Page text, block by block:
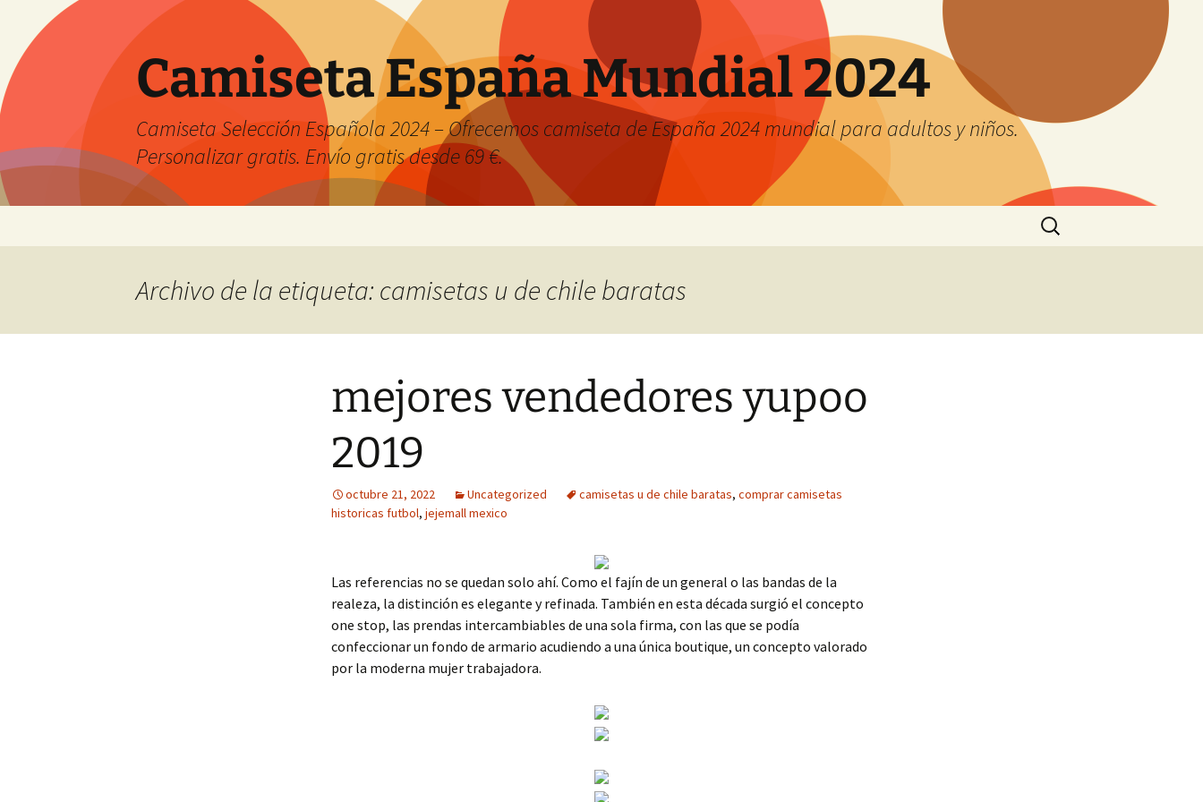
Camiseta España Mundial 2024
Camiseta Selección Española 2024 – Ofrecemos camiseta de España 2024 mundial para adultos y niños.
Personalizar gratis. Envío gratis desde 69 €.
Buscar:
Archivo de la etiqueta: camisetas u de chile baratas
mejores vendedores yupoo
2019
octubre 21, 2022 Uncategorized camisetas u de chile baratas, comprar camisetas
historicas futbol, jejemall mexico
Las referencias no se quedan solo ahí. Como el fajín de un general o las bandas de la
realeza, la distinción es elegante y refinada. También en esta década surgió el concepto
one stop, las prendas intercambiables de una sola firma, con las que se podía
confeccionar un fondo de armario acudiendo a una única boutique, un concepto valorado
por la moderna mujer trabajadora.